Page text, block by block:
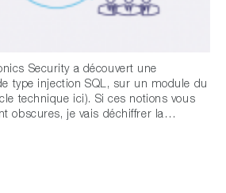
Security a découvert une
type injection SQL, sur un module du
technique ici). Si ces notions vous
obscures, je vais déchiffrer la…